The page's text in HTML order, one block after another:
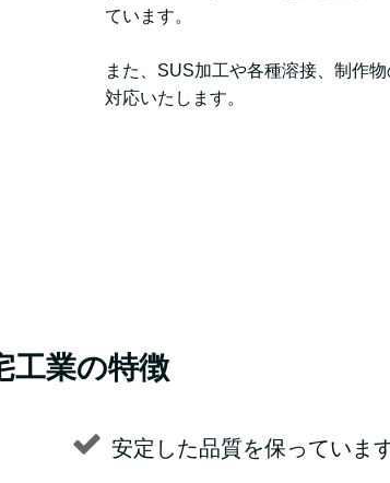
ています。
また、SUS加工や各種溶接、制作
対応いたします。
工業の特徴
安定した品質を保っていま